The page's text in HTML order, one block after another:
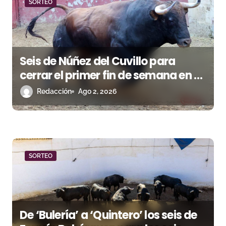
d
a
s
SORTEO
Seis de Núñez del Cuvillo para
cerrar el primer fin de semana en El
Puerto de Santa María
Redacción Ago 2, 2026
SORTEO
De ‘Bulería’ a ‘Quintero’ los seis de